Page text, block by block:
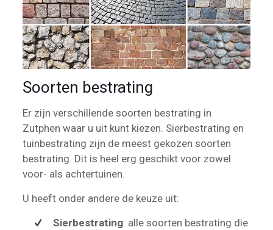
Soorten bestrating
Er zijn verschillende soorten bestrating in
Zutphen waar u uit kunt kiezen. Sierbestrating en
tuinbestrating zijn de meest gekozen soorten
bestrating. Dit is heel erg geschikt voor zowel
voor- als achtertuinen.
U heeft onder andere de keuze uit:
Sierbestrating: alle soorten bestrating die